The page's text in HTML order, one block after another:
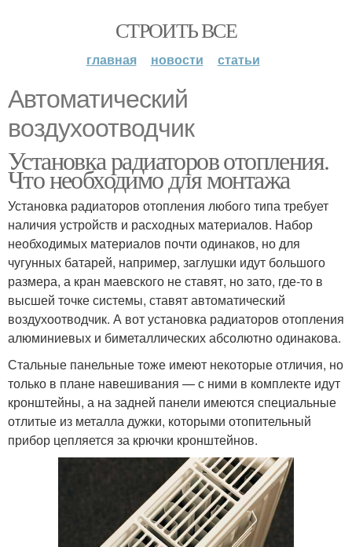
СТРОИТЬ ВСЕ
главная новости статьи
Автоматический
воздухоотводчик
Установка радиаторов отопления.
Что необходимо для монтажа
Установка радиаторов отопления любого типа требует
наличия устройств и расходных материалов. Набор
необходимых материалов почти одинаков, но для
чугунных батарей, например, заглушки идут большого
размера, а кран маевского не ставят, но зато, где-то в
высшей точке системы, ставят автоматический
воздухоотводчик. А вот установка радиаторов отопления
алюминиевых и биметаллических абсолютно одинакова.
Стальные панельные тоже имеют некоторые отличия, но
только в плане навешивания — с ними в комплекте идут
кронштейны, а на задней панели имеются специальные
отлитые из металла дужки, которыми отопительный
прибор цепляется за крючки кронштейнов.